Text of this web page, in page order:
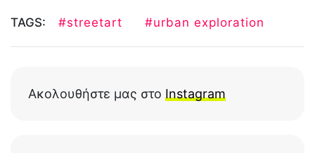
TAGS: #streetart #urban exploration
Ακολουθήστε μας στο Instagram